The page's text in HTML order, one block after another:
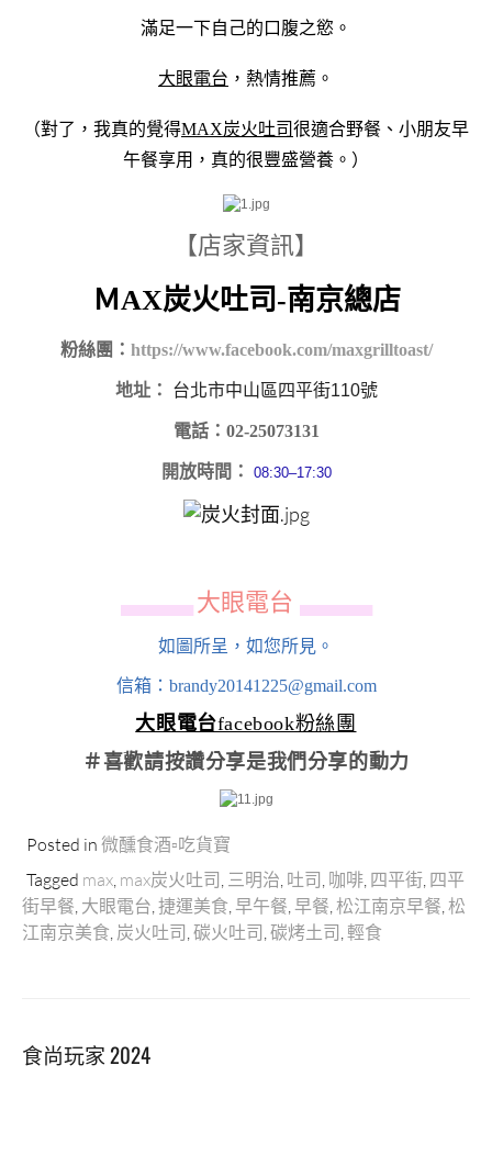
滿足一下自己的口腹之慾。
大眼電台 ，熱情推薦。
（對了，我真的覺得MAX炭火吐司很適合野餐、小朋友早
午餐享用，真的很豐盛營養。）
【店家資訊】
ＭAX炭火吐司-南京總店
粉絲團： https://www.facebook.com/maxgrilltoast/
地址： 台北市中山區四平街110號
電話：02-25073131
開放時間： 08:30–17:30
▄▄▄▄▄▄ 大眼電台 ▄▄▄▄▄▄
如圖所呈，如您所見。
信箱：brandy20141225@gmail.com
大眼電台facebook粉絲團
＃喜歡請按讚分享是我們分享的動力
Posted in 微醺食酒▫吃貨寶
Tagged max max炭火吐司 三明治 吐司 咖啡 四平街 四平
街早餐 大眼電台 捷運美食 早午餐 早餐 松江南京早餐 松
江南京美食 炭火吐司 碳火吐司 碳烤土司 輕食
食尚玩家 2024